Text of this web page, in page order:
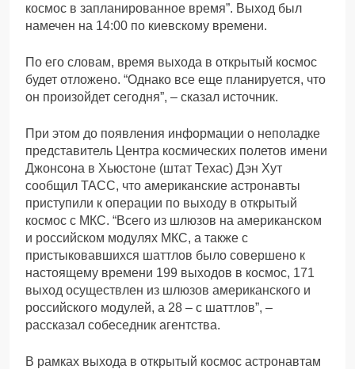
космос в запланированное время”. Выход был
намечен на 14:00 по киевскому времени.
По его словам, время выхода в открытый космос
будет отложено. “Однако все еще планируется, что
он произойдет сегодня”, – сказал источник.
При этом до появления информации о неполадке
представитель Центра космических полетов имени
Джонсона в Хьюстоне (штат Техас) Дэн Хут
сообщил ТАСС, что американские астронавты
приступили к операции по выходу в открытый
космос с МКС. “Всего из шлюзов на американском
и российском модулях МКС, а также с
пристыковавшихся шаттлов было совершено к
настоящему времени 199 выходов в космос, 171
выход осуществлен из шлюзов американского и
российского модулей, а 28 – с шаттлов”, –
рассказал собеседник агентства.
В рамках выхода в открытый космос астронавтам